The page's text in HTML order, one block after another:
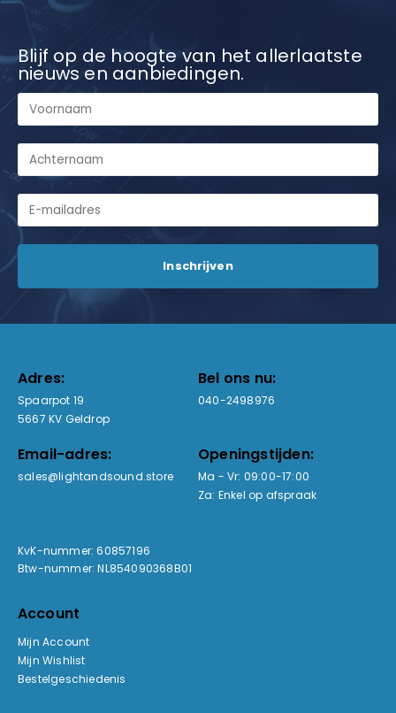
Blijf op de hoogte van het allerlaatste
nieuws en aanbiedingen.
Adres:
Spaarpot 19
5667 KV Geldrop
Bel ons nu:
040-2498976
Email-adres:
sales@lightandsound.store
Openingstijden:
Ma - Vr: 09:00-17:00
Za: Enkel op afspraak
KvK-nummer: 60857196
Btw-nummer: NL854090368B01
Account
Mijn Account
Mijn Wishlist
Bestelgeschiedenis